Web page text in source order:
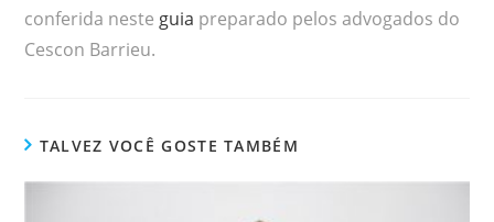
conferida neste guia preparado pelos advogados do
Cescon Barrieu.
TALVEZ VOCÊ GOSTE TAMBÉM